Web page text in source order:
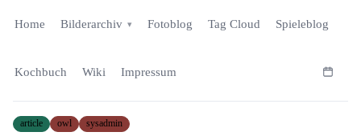
Home Bilderarchiv Fotoblog Tag Cloud Spieleblog
Kochbuch Wiki Impressum
article owl sysadmin